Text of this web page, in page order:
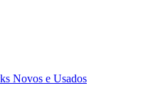
Novos e Usados